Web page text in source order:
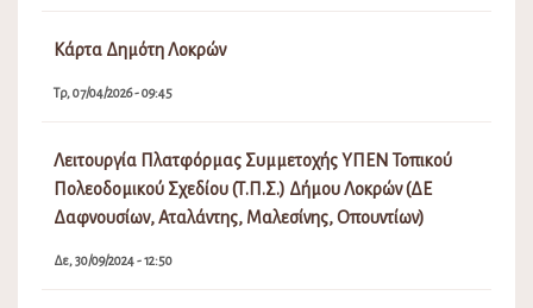
Κάρτα Δημότη Λοκρών
Τρ, 07/04/2026 - 09:45
Λειτουργία Πλατφόρμας Συμμετοχής ΥΠΕΝ Τοπικού
Πολεοδομικού Σχεδίου (Τ.Π.Σ.) Δήμου Λοκρών (ΔΕ
Δαφνουσίων, Αταλάντης, Μαλεσίνης, Οπουντίων)
Δε, 30/09/2024 - 12:50